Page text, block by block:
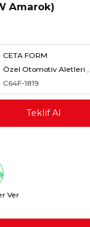
Amarok)
CETA FORM
Özel Otomotiv Aletleri ,
C64F-1819
Teklif Al
Ver